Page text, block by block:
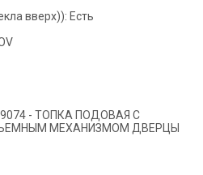
вверх)): Есть
9074 - ТОПКА ПОДОВАЯ С
МЕХАНИЗМОМ ДВЕРЦЫ